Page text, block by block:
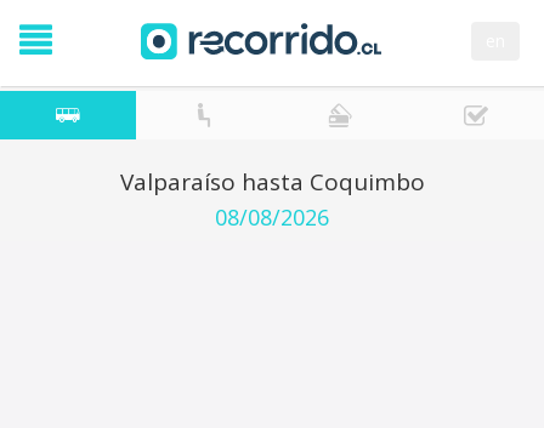
Valparaíso hasta Coquimbo
08/08/2026